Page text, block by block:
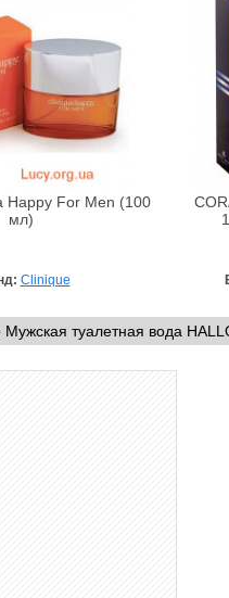
Happy For Men (100
мл)
Clinique
Мужская туалетная вода